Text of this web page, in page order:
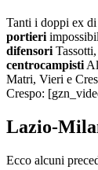
Tanti i doppi ex
portieri
difensori
centrocampisti
Matri, Vieri e
Crespo:
Lazio-
Ecco alcuni